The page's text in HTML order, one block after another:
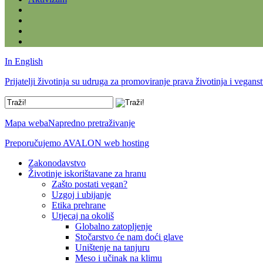
In English
Prijatelji životinja su udruga za promoviranje prava životinja i
Mapa webaNapredno pretraživanje
Preporučujemo AVALON web hosting
Zakonodavstvo
Životinje iskorištavane za hranu
Zašto postati vegan?
Uzgoj i ubijanje
Etika prehrane
Utjecaj na okoliš
Globalno zatopljenje
Stočarstvo će nam doći glave
Uništenje na tanjuru
Meso i učinak na klimu